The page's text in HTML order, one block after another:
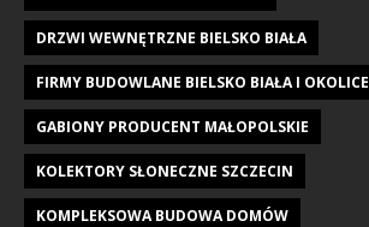
DRZWI WEWNĘTRZNE BIELSKO BIAŁA
FIRMY BUDOWLANE BIELSKO BIAŁA I OKOLICE
GABIONY PRODUCENT MAŁOPOLSKIE
KOLEKTORY SŁONECZNE SZCZECIN
KOMPLEKSOWA BUDOWA DOMÓW